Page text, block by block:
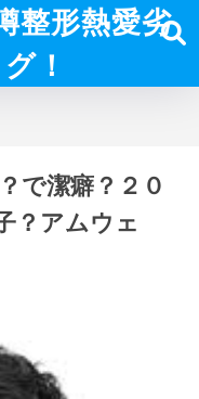
整形熱愛劣
！
で潔癖？２０
？アムウェ